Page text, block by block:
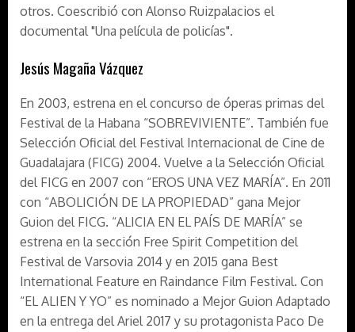
otros. Coescribió con Alonso Ruizpalacios el
documental "Una película de policías".
Jesús Magaña Vázquez
En 2003, estrena en el concurso de óperas primas del
Festival de la Habana “SOBREVIVIENTE”. También fue
Selección Oficial del Festival Internacional de Cine de
Guadalajara (FICG) 2004. Vuelve a la Selección Oficial
del FICG en 2007 con “EROS UNA VEZ MARÍA”. En 2011
con “ABOLICIÓN DE LA PROPIEDAD” gana Mejor
Guion del FICG. “ALICIA EN EL PAÍS DE MARÍA” se
estrena en la sección Free Spirit Competition del
Festival de Varsovia 2014 y en 2015 gana Best
International Feature en Raindance Film Festival. Con
“EL ALIEN Y YO” es nominado a Mejor Guion Adaptado
en la entrega del Ariel 2017 y su protagonista Paco De